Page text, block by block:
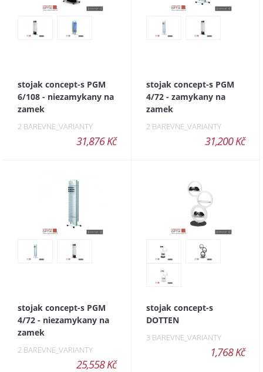
stojak concept-s PGM
6/108 - niezamykany na
zamek
2 BAREVNE_VARIANTY
31,876 Kč
stojak concept-s PGM
4/72 - zamykany na
zamek
2 BAREVNE_VARIANTY
31,200 Kč
stojak concept-s PGM
4/72 - niezamykany na
zamek
2 BAREVNE_VARIANTY
25,558 Kč
stojak concept-s
DOTTEN
3 BAREVNE_VARIANTY
1,768 Kč